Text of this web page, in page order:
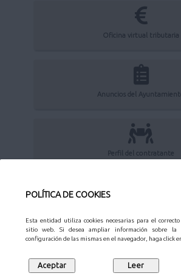
POLÍTICA DE COOKIES
Esta entidad utiliza cookies necesarias para el
sitio web. Si desea ampliar información sobre la
configuración de las mismas en el navegador, haga click
Oficina virtual tributaria
Anuncios del
Perfil del contratante